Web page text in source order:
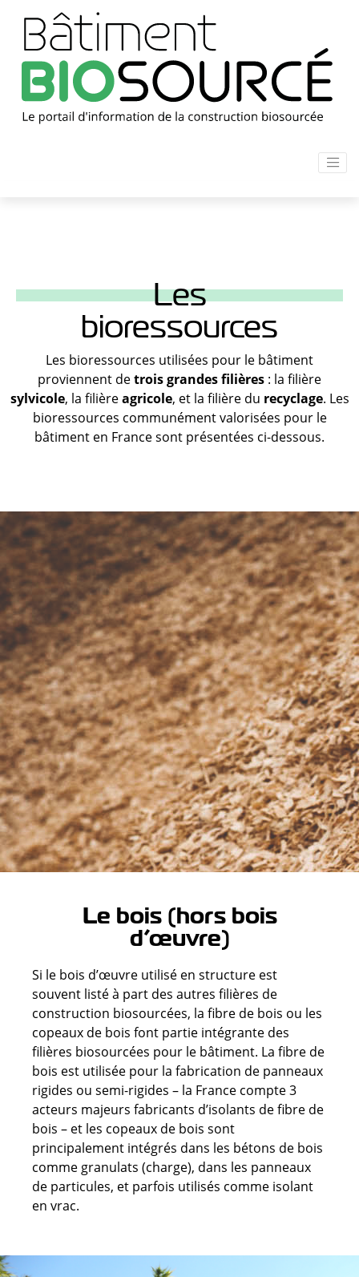
Les
bioressources
Les bioressources utilisées pour le bâtiment
proviennent detrois grandes filières : la filière
sylvicole, la filièreagricole, et la filière du recyclage. Les
bioressources communément valorisées pour le
bâtiment en France sont présentées ci-dessous.
Le bois (hors bois
d’œuvre)
Si le bois d’œuvre utilisé en structure est
souvent listé à part des autres filières de
construction biosourcées, la fibre de bois ou les
copeaux de bois font partie intégrante des
filières biosourcées pour le bâtiment. La fibre de
bois est utilisée pour la fabrication de panneaux
rigides ou semi-rigides – la France compte 3
acteurs majeurs fabricants d’isolants de fibre de
bois – et les copeaux de bois sont
principalement intégrés dans les bétons de bois
comme granulats (charge), dans les panneaux
de particules, et parfois utilisés comme isolant
en vrac.